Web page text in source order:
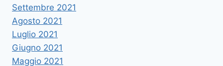
Settembre 2021
Agosto 2021
Luglio 2021
Giugno 2021
Maggio 2021